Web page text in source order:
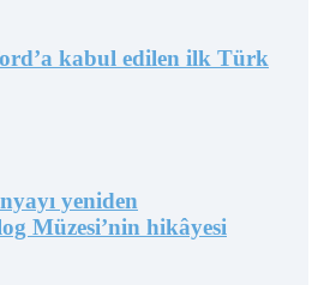
kabul edilen ilk Türk
yeniden
Müzesi’nin hikâyesi